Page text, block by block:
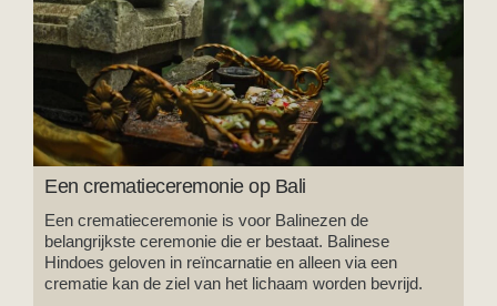
Een crematieceremonie op Bali
Een crematieceremonie is voor Balinezen de
belangrijkste ceremonie die er bestaat. Balinese
Hindoes geloven in reïncarnatie en alleen via een
crematie kan de ziel van het lichaam worden bevrijd.